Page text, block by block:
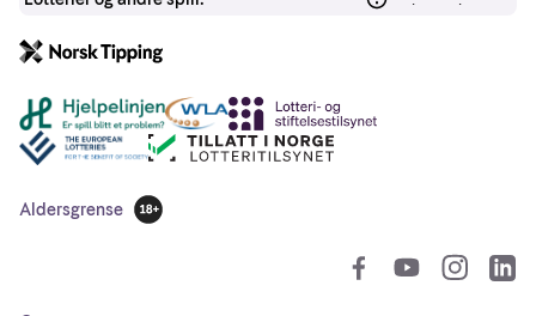
Andre lenker
Aldersgrense
18 år